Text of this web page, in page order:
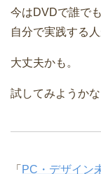
今はDVDで誰で
自分で実践する
大丈夫かも。
試してみようかな
「 PC・デザイン